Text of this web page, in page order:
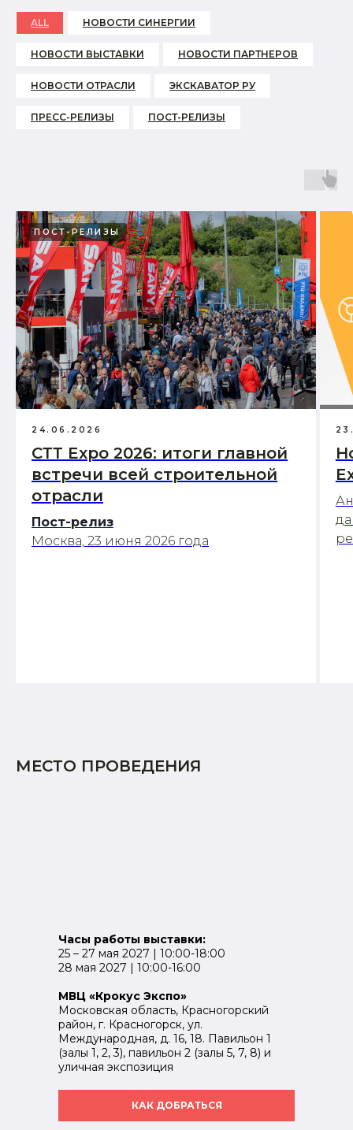
ALL НОВОСТИ СИНЕРГИИ
НОВОСТИ ВЫСТАВКИ НОВОСТИ ПАРТНЕРОВ
НОВОСТИ ОТРАСЛИ ЭКСКАВАТОР РУ
ПРЕСС-РЕЛИЗЫ ПОСТ-РЕЛИЗЫ
ПОСТ-РЕЛИЗЫ
24.06.2026
СТТ Expo 2026: итоги главной
встречи всей строительной
отрасли
Пост-релиз
Москва, 23 июня 2026 года
МЕСТО ПРОВЕДЕНИЯ
КАК ДОБРАТЬСЯ
Часы работы выставки:
25 – 27 мая 2027 | 10:00-18:00
28 мая 2027 | 10:00-16:00
МВЦ «Крокус Экспо»
Московская область, Красногорский
район, г. Красногорск, ул.
Международная, д. 16, 18. Павильон 1
(залы 1, 2, 3), павильон 2 (залы 5, 7, 8) и
уличная экспозиция